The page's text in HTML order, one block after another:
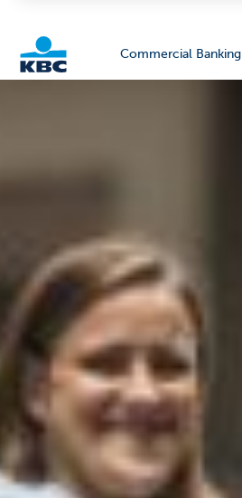
Corporate
Commercial Banking